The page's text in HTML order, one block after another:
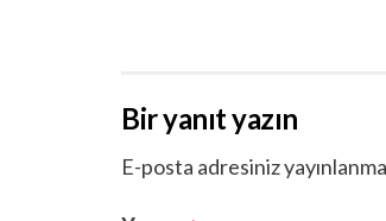
Bir yanıt yazın
E-posta adresiniz